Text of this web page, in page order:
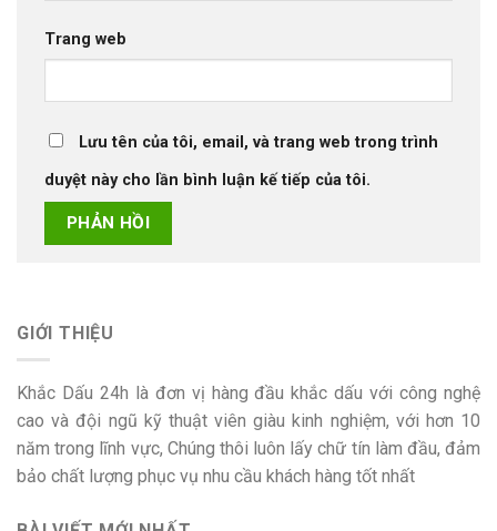
Trang web
Lưu tên của tôi, email, và trang web trong trình
duyệt này cho lần bình luận kế tiếp của tôi.
GIỚI THIỆU
Khắc Dấu 24h là đơn vị hàng đầu khắc dấu với công nghệ
cao và đội ngũ kỹ thuật viên giàu kinh nghiệm, với hơn 10
năm trong lĩnh vực, Chúng thôi luôn lấy chữ tín làm đầu, đảm
bảo chất lượng phục vụ nhu cầu khách hàng tốt nhất